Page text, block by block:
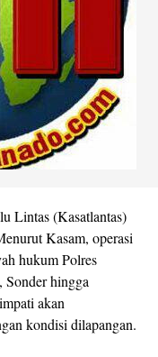
Lintas (Kasatlantas)
Kasam, operasi
hukum Polres
hingga
akan
kondisi dilapangan.